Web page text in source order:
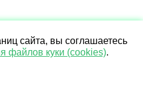
сайта, вы соглашаетесь
файлов куки (cookies).